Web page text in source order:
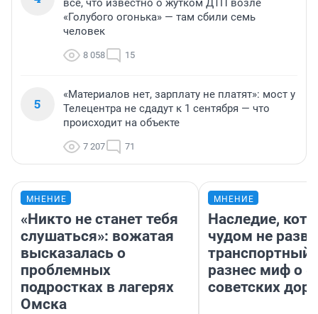
всё, что известно о жутком ДТП возле
«Голубого огонька» — там сбили семь
человек
8 058 15
5
«Материалов нет, зарплату не платят»: мост у
Телецентра не сдадут к 1 сентября — что
происходит на объекте
7 207 71
МНЕНИЕ
«Никто не станет тебя
слушаться»: вожатая
высказалась о
проблемных
подростках в лагерях
Омска
МНЕНИЕ
Наследие,
чудом не
транспортный
разнес миф о
советских